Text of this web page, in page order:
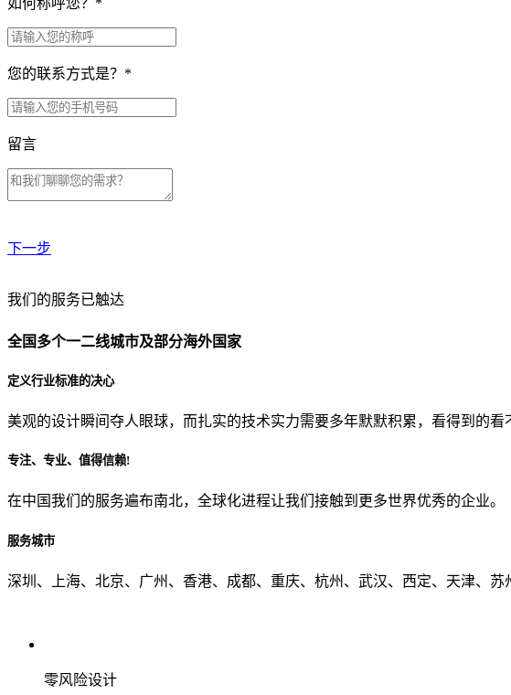
如何称呼您？ *
您的联系方式是？ *
留言
下一步
贵公司预算范围是？
贵公司的团队规模是？
从哪里了解到我们？
我们的服务已触达
全国多个一二线城市及部分海外国家
定义行业标准的决心
美观的设计瞬间夺人眼球，而扎实的技术实力需要多年默默积累，看得到的看
专注、专业、值得信赖!
在中国我们的服务遍布南北，全球化进程让我们接触到更多世界优秀的企业。
服务城市
深圳、上海、北京、广州、香港、成都、重庆、杭州、武汉、西定、天津、
零风险设计